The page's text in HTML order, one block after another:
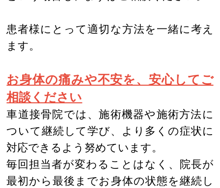
患者様にとって適切な方法を一緒に考え
ます。
お身体の痛みや不安を、安心してご
相談ください
車道接骨院では、施術機器や施術方法に
ついて継続して学び、より多くの症状に
対応できるよう努めています。
毎回担当者が変わることはなく、院長が
最初から最後までお身体の状態を継続し